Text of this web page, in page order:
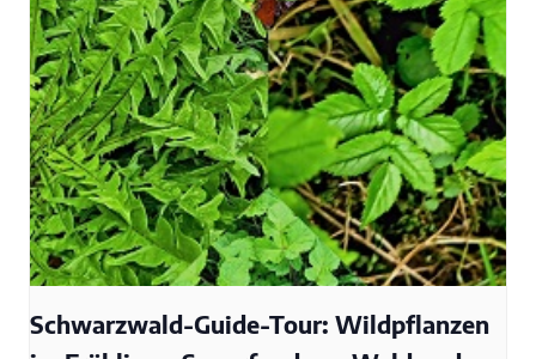
Schwarzwald-Guide-Tour: Wildpflanzen